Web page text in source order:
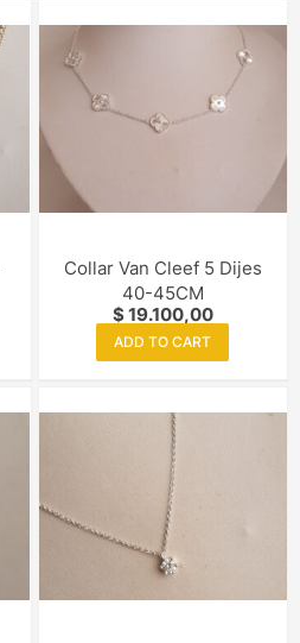
Collar Van Cleef 5 Dijes
40-45CM
$19.100,00
ADD TO CART